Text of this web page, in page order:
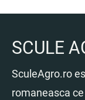
SCULE
SculeAgro.ro
romaneasca